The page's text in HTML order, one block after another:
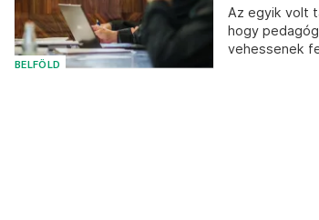
BELFÖLD
Az egyik volt
hogy
vehessenek